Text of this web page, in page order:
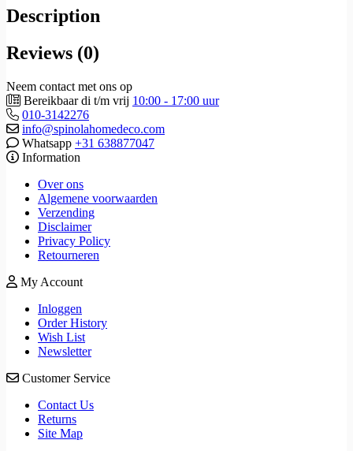
Description
Reviews (0)
Neem contact met ons op
Bereikbaar di t/m vrij 10:00 - 17:00 uur
010-3142276
info@spinolahomedeco.com
Whatsapp +31 638877047
Information
Over ons
Algemene voorwaarden
Verzending
Disclaimer
Privacy Policy
Retourneren
My Account
Inloggen
Order History
Wish List
Newsletter
Customer Service
Contact Us
Returns
Site Map